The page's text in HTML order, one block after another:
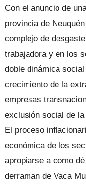
Con el anuncio de
provincia de
complejo de
trabajadora y en los
doble dinámica
crecimiento de la
empresas
exclusión social de
El proceso
económica de los
apropiarse a como
derraman de Vaca